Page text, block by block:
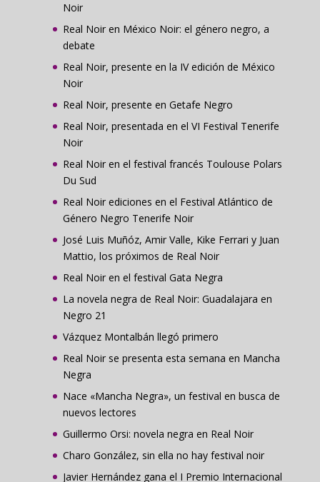
Noir
Real Noir en México Noir: el género negro, a
debate
Real Noir, presente en la IV edición de México
Noir
Real Noir, presente en Getafe Negro
Real Noir, presentada en el VI Festival Tenerife
Noir
Real Noir en el festival francés Toulouse Polars
Du Sud
Real Noir ediciones en el Festival Atlántico de
Género Negro Tenerife Noir
José Luis Muñóz, Amir Valle, Kike Ferrari y Juan
Mattio, los próximos de Real Noir
Real Noir en el festival Gata Negra
La novela negra de Real Noir: Guadalajara en
Negro 21
Vázquez Montalbán llegó primero
Real Noir se presenta esta semana en Mancha
Negra
Nace «Mancha Negra», un festival en busca de
nuevos lectores
Guillermo Orsi: novela negra en Real Noir
Charo González, sin ella no hay festival noir
Javier Hernández gana el I Premio Internacional